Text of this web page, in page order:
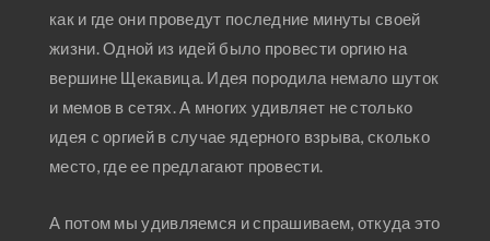
как и где они проведут последние минуты своей
жизни. Одной из идей было провести оргию на
вершине Щекавица. Идея породила немало шуток
и мемов в сетях. А многих удивляет не столько
идея с оргией в случае ядерного взрыва, сколько
место, где ее предлагают провести.
А потом мы удивляемся и спрашиваем, откуда это